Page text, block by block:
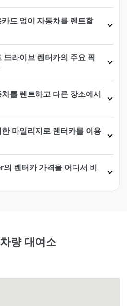
드 없이 자동차를 렌트할
라이브 렌터카의 주요 픽
를 렌트하고 다른 장소에서
마일리지로 렌터카를 이용
렌터카 가격을 어디서 비
량 대여소